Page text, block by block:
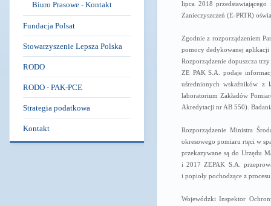
Biuro Prasowe - Kontakt
Fundacja Polsat
Stowarzyszenie Lepsza Polska
RODO
RODO - PAK-PCE
Strategia podatkowa
Kontakt
lipca 2018
Zanieczyszczeń (E-PRTR)
Zgodnie z rozporządzeniem
pomocy dedykowanej aplikacji
Rozporządzenie dopuszcza
ZE PAK S.A. podaje
uśrednionych wskaźników z
laboratorium Zakładów
Akredytacji nr AB 550).
Rozporządzenie Ministra
okresowego pomiaru rtęci w
przekazywane są do Urzędu
i 2017 ZEPAK S.A.
i popioły pochodzące z
Wojewódzki Inspektor